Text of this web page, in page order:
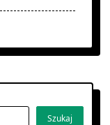
Szukaj